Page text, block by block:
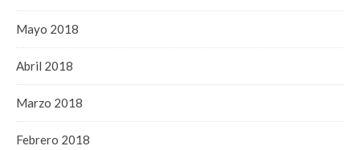
Mayo 2018
Abril 2018
Marzo 2018
Febrero 2018